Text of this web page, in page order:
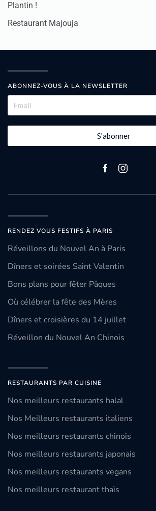
Plantin !
Restaurant Majouja
ABONNEZ-VOUS À LA NEWSLETTER
S'abonner
RENDEZ VOUS FESTIFS À PARIS
Réveillons du Nouvel An à Paris
Dîners et soirées Saint Valentin
Bons plans pour fêter Pâques
Où célébrer la fête des Mères
Dîners et croisières du 14 juillet
Réveillon du Nouvel An Chinois
RESTAURANTS PAR CUISINE
Nos meilleurs restaurants halal
Nos Meilleurs restaurants italiens
Nos meilleurs restaurants chinois
Nos meilleurs restaurants japonais
Nos meilleurs restaurants vegans
Nos meilleurs restaurant thaïs